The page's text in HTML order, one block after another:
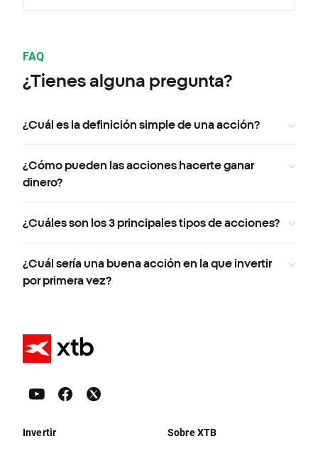
FAQ
¿Tienes alguna pregunta?
¿Cuál es la definición simple de una acción?
¿Cómo pueden las acciones hacerte ganar
dinero?
¿Cuáles son los 3 principales tipos de acciones?
¿Cuál sería una buena acción en la que invertir
por primera vez?
Invertir Sobre XTB